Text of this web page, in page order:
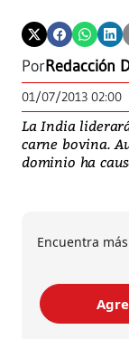
PorRedacción
01/07/2013 02:00
La India
carne bovina.
dominio ha
Encuentra